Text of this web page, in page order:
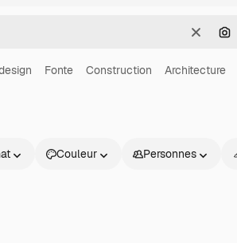
Effacer
Fonte Construction Architecture
Couleur Personnes